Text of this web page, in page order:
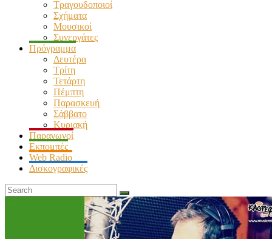
Τραγουδοποιοί
Σχήματα
Μουσικοί
Συνεργάτες
Πρόγραμμα
Δευτέρα
Τρίτη
Τετάρτη
Πέμπτη
Παρασκευή
Σάββατο
Κυριακή
Παραγωγοί
Εκπομπές
Web Radio
Δισκογραφικές